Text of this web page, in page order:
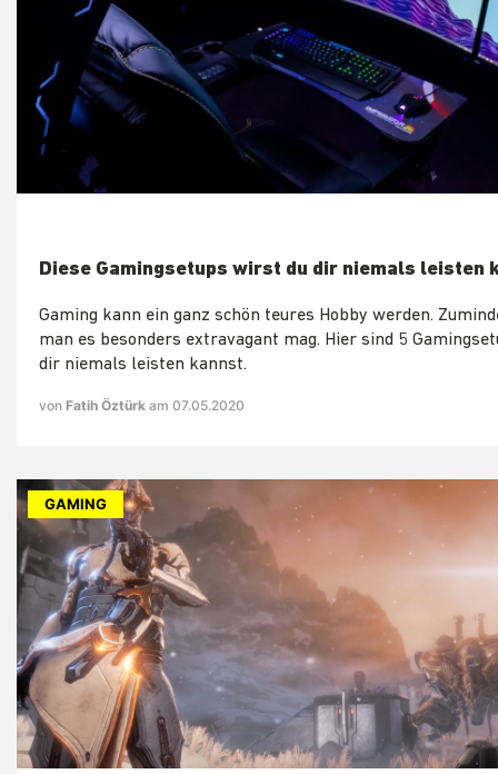
Diese Gamingsetups wirst du dir niemals leisten
Gaming kann ein ganz schön teures Hobby werden.
man es besonders extravagant mag. Hier sind 5
dir niemals leisten kannst.
von Fatih Öztürk am 07.05.2020
GAMING